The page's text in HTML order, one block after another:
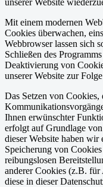
unserer Website
Mit einem modernen
Cookies überwachen,
Webbrowser lassen sich
Schließen des
Deaktivierung von
unserer Website zur
Das Setzen von
Ihnen erwünschter
erfolgt auf Grundlage
dieser Website haben wir
Speicherung von
reibungslosen
anderer Cookies (z.B.
diese in dieser